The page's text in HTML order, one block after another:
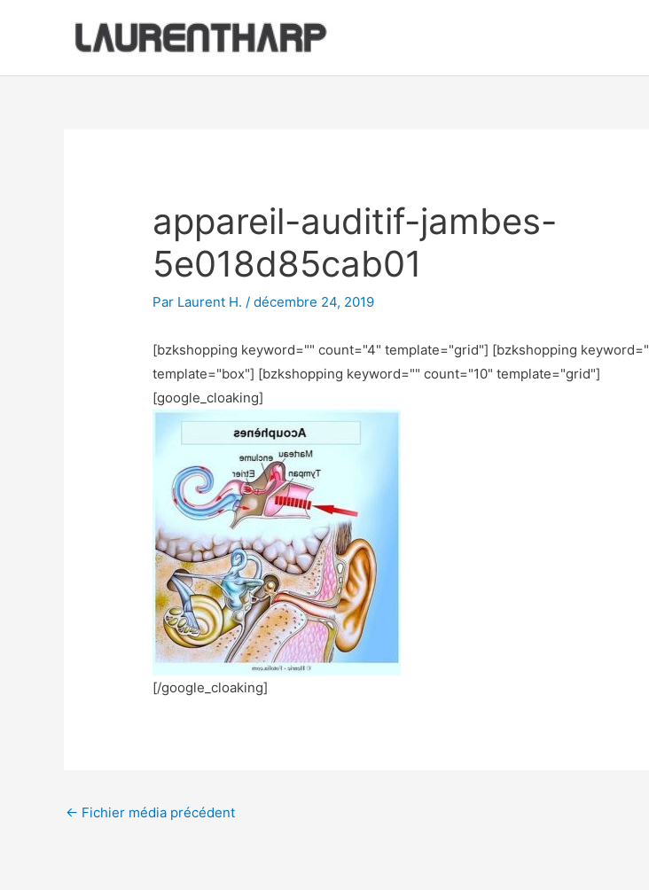
appareil-auditif-jambes-
5e018d85cab01
Par Laurent H./décembre 24, 2019
[bzkshopping keyword="" count="4" template="grid"] [bzkshopping keyword="
template="box"] [bzkshopping keyword="" count="10" template="grid"]
[google_cloaking]
[/google_cloaking]
← Fichier média précédent